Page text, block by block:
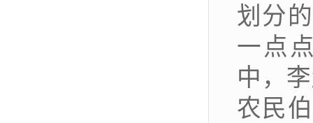
划分
一点
中，
农民